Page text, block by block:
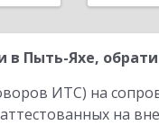
Пыть-Яхе,
ИТС) на
на